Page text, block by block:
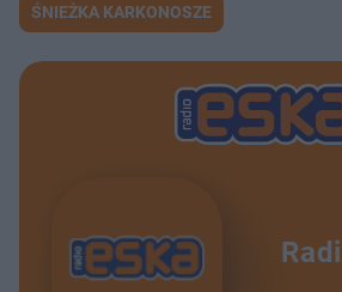
ŚNIEŻKA KARKONOSZE